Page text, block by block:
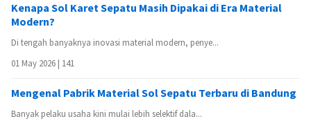
Kenapa Sol Karet Sepatu Masih Dipakai di Era Material
Modern?
Di tengah banyaknya inovasi material modern, penye...
01 May 2026 | 141
Mengenal Pabrik Material Sol Sepatu Terbaru di Bandung
Banyak pelaku usaha kini mulai lebih selektif dala...